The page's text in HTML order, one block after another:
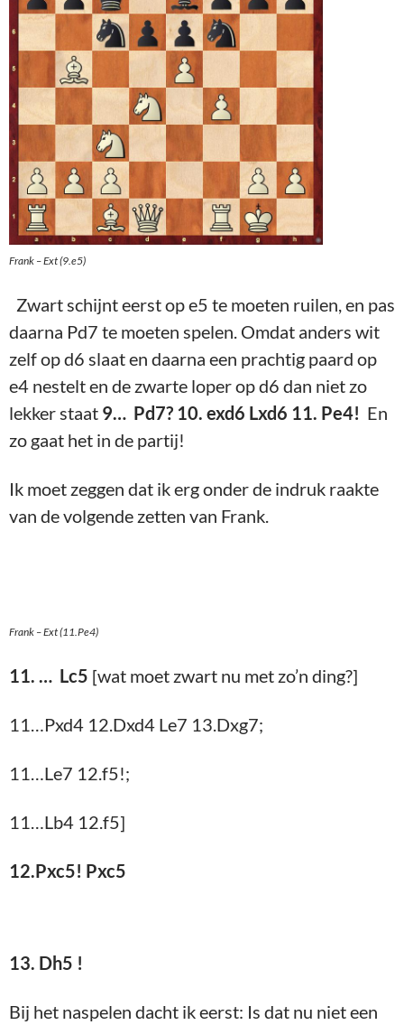
Frank – Ext (9.e5)
Zwart schijnt eerst op e5 te moeten ruilen, en pas
daarna Pd7 te moeten spelen. Omdat anders wit
zelf op d6 slaat en daarna een prachtig paard op
e4 nestelt en de zwarte loper op d6 dan niet zo
lekker staat 9… Pd7? 10. exd6 Lxd6 11. Pe4! En
zo gaat het in de partij!
Ik moet zeggen dat ik erg onder de indruk raakte
van de volgende zetten van Frank.
Frank – Ext (11.Pe4)
11. … Lc5 [wat moet zwart nu met zo’n ding?]
11…Pxd4 12.Dxd4 Le7 13.Dxg7;
11…Le7 12.f5!;
11…Lb4 12.f5]
12.Pxc5! Pxc5
13. Dh5 !
Bij het naspelen dacht ik eerst: Is dat nu niet een